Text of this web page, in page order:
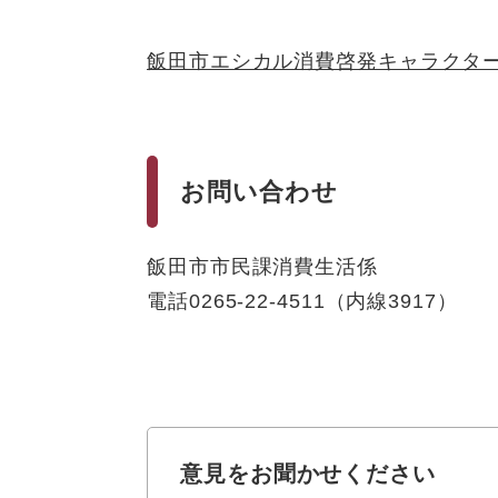
飯田市エシカル消費啓発キャラクタ
お問い合わせ
飯田市市民課消費生活係
電話0265-22-4511（内線3917）
意見をお聞かせください